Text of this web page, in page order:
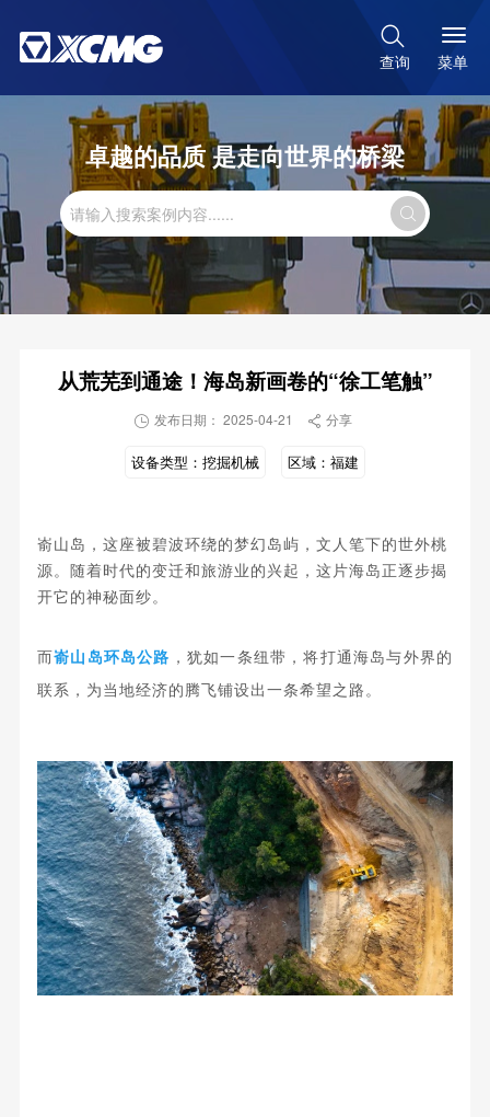

查询 菜单
卓越的品质 是走向世界的桥梁

从荒芜到通途！海岛新画卷的“徐工笔触”
 发布日期： 2025-04-21  分享
设备类型： 挖掘机械 区域： 福建
嵛山岛 ，这座被碧波环绕的梦幻岛屿，文人笔下的世外桃
源。随着时代的变迁和旅游业的兴起，这片海岛正逐步揭
开它的神秘面纱。
而嵛山岛环岛公路 ，犹如一条纽带，将打通海岛与外界的
联系，为当地经济的腾飞铺设出一条希望之路。